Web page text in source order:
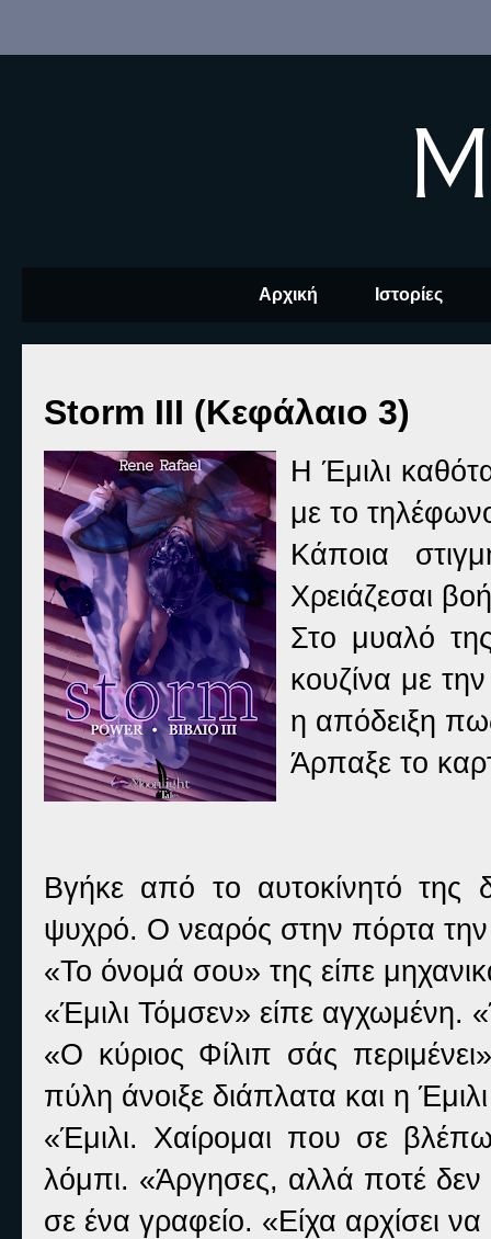
Αρχική Ιστορίες
Storm III (Κεφάλαιο 3)
Η Έμιλι
με το
Κάποια
Χρειάζεσαι
Στο μυαλό
κουζίνα με
η απόδειξη
Άρπαξε το
Βγήκε από το αυτοκίνητό της
ψυχρό. Ο νεαρός στην πόρτα την
«Το όνομά σου» της είπε
«Έμιλι Τόμσεν» είπε
«Ο κύριος Φίλιπ σάς
πύλη άνοιξε διάπλατα και η
«Έμιλι. Χαίρομαι που σε
λόμπι. «Άργησες, αλλά ποτέ δεν
σε ένα γραφείο. «Είχα αρχίσει